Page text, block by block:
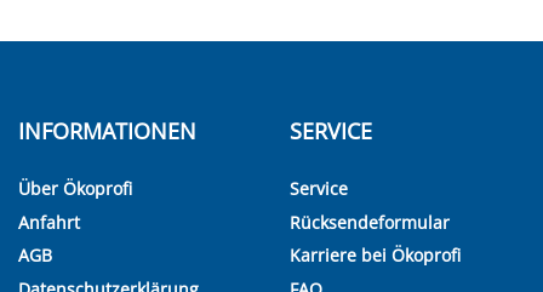
INFORMATIONEN
Über Ökoprofi
Anfahrt
AGB
SERVICE
Service
Rücksendeformular
Karriere bei Ökoprofi